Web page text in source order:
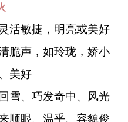
活敏捷，明亮或美好
脆声，如玲珑，娇小
美好
雪、巧发奇中、风光
顺眼、温乎、容貌俊